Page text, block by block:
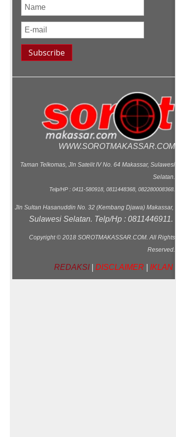
WWW.SOROTMAKASSAR.COM
Taman Telkomas, Jln Satelit IV No. 64 Makassar, Sulawesi
Selatan.
Telp/HP : 0411-580918, 0811448368, 082280008368.
Jln Sultan Hasanuddin No. 32 (Kembang Djawa) Makassar,
Sulawesi Selatan. Telp/Hp : 0811446911.
Copyright © 2018 SOROTMAKASSAR.COM. All Rights
Reserved.
REDAKSI| DISCLAIMER IKLAN